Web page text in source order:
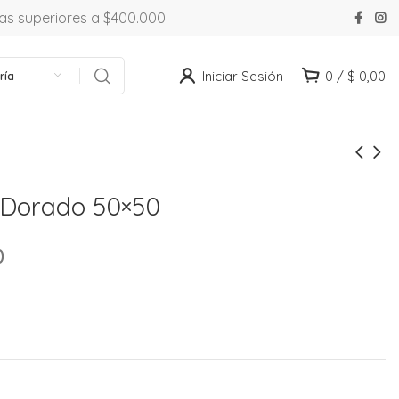
superiores a $400.000
Iniciar Sesión 0 / $ 0,00
50×50